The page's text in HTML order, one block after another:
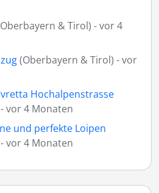
& Tirol) - vor 4
(Oberbayern & Tirol) - vor
Hochalpenstrasse
vor 4 Monaten
und perfekte Loipen
vor 4 Monaten